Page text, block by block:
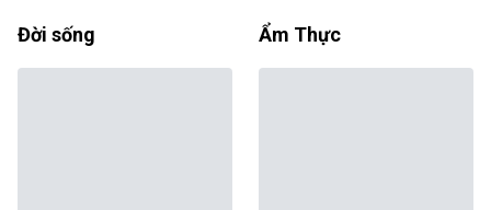
Đời sống Ẩm Thực